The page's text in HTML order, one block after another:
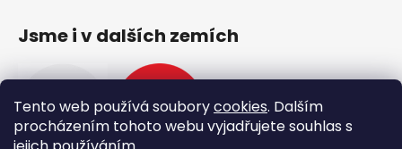
Tento web používá souborycookies. Dalším
procházením tohoto webu vyjadřujete souhlas s
Jsme i v dalších zemích